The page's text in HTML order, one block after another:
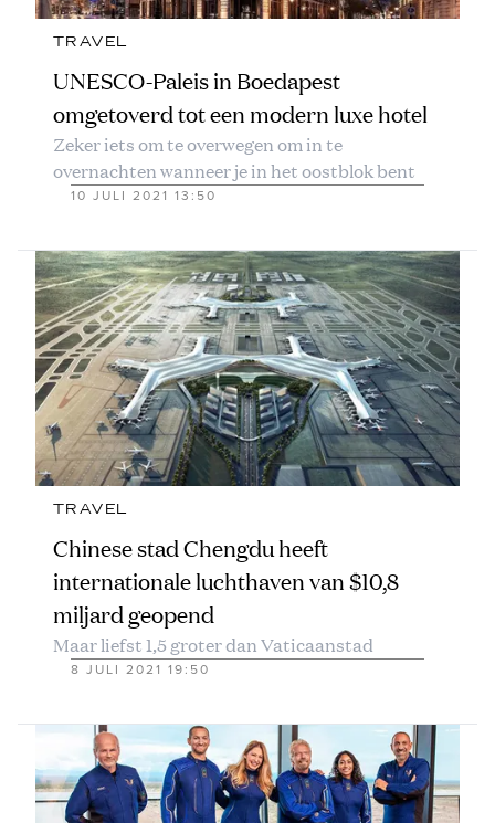
TRAVEL
UNESCO-Paleis in Boedapest
omgetoverd tot een modern luxe hotel
Zeker iets om te overwegen om in te
overnachten wanneer je in het oostblok bent
10 JULI 2021 13:50
TRAVEL
Chinese stad Chengdu heeft
internationale luchthaven van $10,8
miljard geopend
Maar liefst 1,5 groter dan Vaticaanstad
8 JULI 2021 19:50